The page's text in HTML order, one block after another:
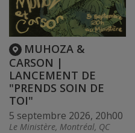
MUHOZA &
CARSON |
LANCEMENT DE
"PRENDS SOIN DE
TOI"
5 septembre 2026, 20h00
Le Ministère, Montréal, QC